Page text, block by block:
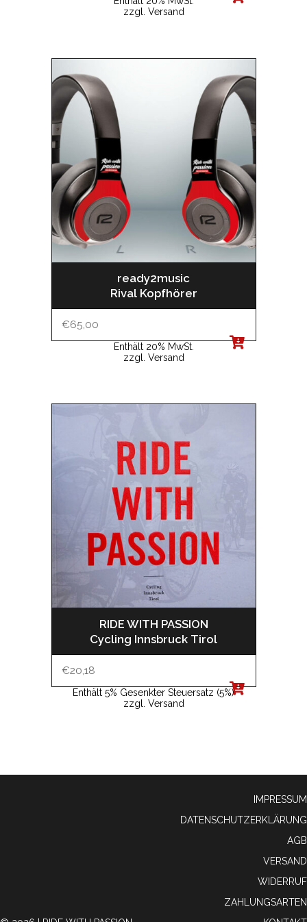
zzgl. Versand
ready2music
Rival Kopfhörer
€65,00
Enthält 20% MwSt.
zzgl. Versand
RIDE WITH PASSION
Cycling Innsbruck Tirol
€20,18
Enthält 5% Gesenkter Steuersatz (5%)
zzgl. Versand
IMPRESSUM
DATENSCHUTZERKLÄRUNG
AGB
VERSAND
WIDERRUF
ZAHLUNGSARTEN